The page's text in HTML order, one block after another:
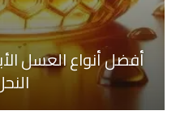
أفضل أنواع العسل